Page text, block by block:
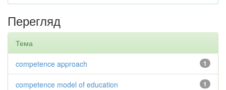
Перегляд
Тема
1
competence approach
1
competence model of education